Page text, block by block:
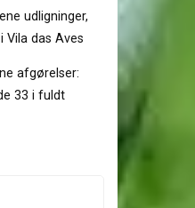
udligninger,
Vila das Aves
afgørelser:
33 i fuldt